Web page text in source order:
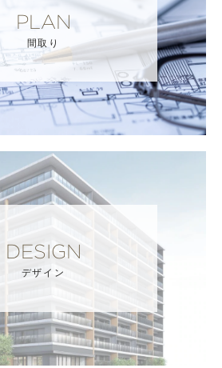
PLAN
間取り
DESIGN
デザイン